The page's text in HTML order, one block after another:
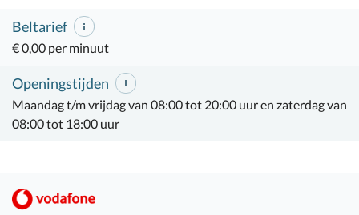
Beltarief
€ 0,00 per minuut
Openingstijden
Maandag t/m vrijdag van 08:00 tot 20:00 uur en zaterdag van
08:00 tot 18:00 uur